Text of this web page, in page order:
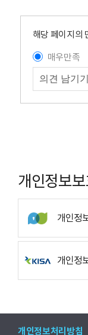
해당 페이지의
매우만족
개인정보
개인정
개인정
개인정보처리방침